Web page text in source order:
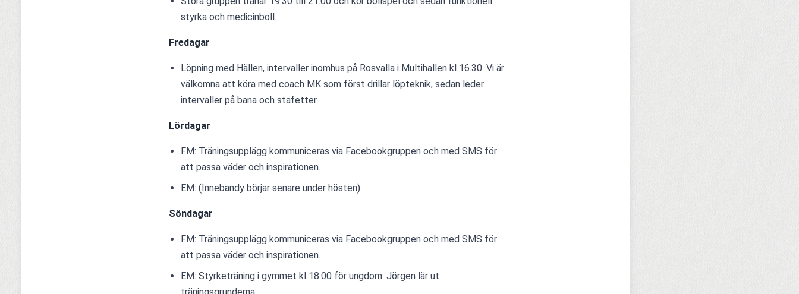
styrka och medicinboll.
Fredagar
Löpning med Hällen, intervaller inomhus på Rosvalla i Multihallen kl 16.30. Vi är
välkomna att köra med coach MK som först drillar löpteknik, sedan leder
intervaller på bana och stafetter.
Lördagar
FM: Träningsupplägg kommuniceras via Facebookgruppen och med SMS för
att passa väder och inspirationen.
EM: (Innebandy börjar senare under hösten)
Söndagar
FM: Träningsupplägg kommuniceras via Facebookgruppen och med SMS för
att passa väder och inspirationen.
EM: Styrketräning i gymmet kl 18.00 för ungdom. Jörgen lär ut